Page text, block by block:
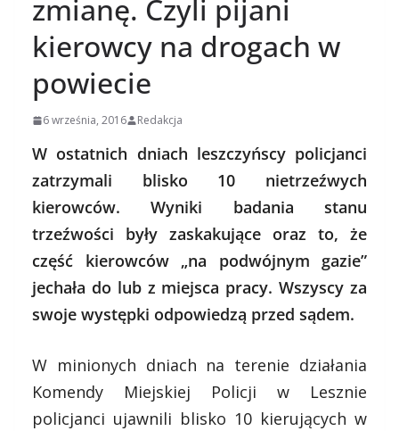
zmianę. Czyli pijani
kierowcy na drogach w
powiecie
6 września, 2016 Redakcja
W ostatnich dniach leszczyńscy policjanci
zatrzymali blisko 10 nietrzeźwych
kierowców. Wyniki badania stanu
trzeźwości były zaskakujące oraz to, że
część kierowców „na podwójnym gazie”
jechała do lub z miejsca pracy. Wszyscy za
swoje występki odpowiedzą przed sądem.
W minionych dniach na terenie działania
Komendy Miejskiej Policji w Lesznie
policjanci ujawnili blisko 10 kierujących w